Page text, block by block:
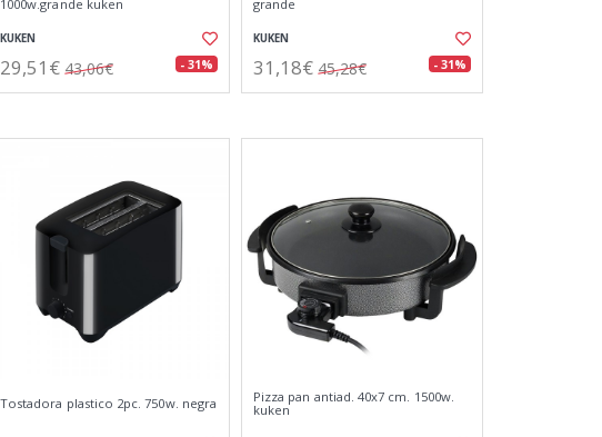
1000w.grande kuken
KUKEN
29,51€ 43,06€ - 31%
grande
KUKEN
31,18€ 45,28€ - 31%
Tostadora plastico 2pc. 750w. negra
Pizza pan antiad. 40x7 cm. 1500w.
kuken